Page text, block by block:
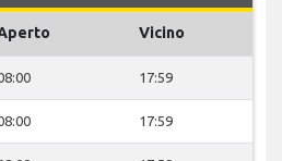
Vicino
17:59
17:59